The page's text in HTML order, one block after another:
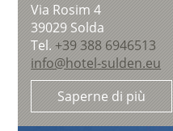
Via Rosim 4
39029Solda
Tel.+39 388 6946513
info@hotel-sulden.eu
Saperne di più